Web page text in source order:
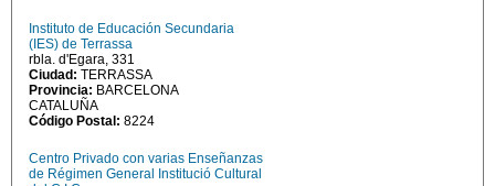
Instituto de Educación Secundaria
(IES) de Terrassa
rbla. d'Egara, 331
Ciudad: TERRASSA
Provincia: BARCELONA
CATALUÑA
Código Postal: 8224
Centro Privado con varias Enseñanzas
de Régimen General Institució Cultural